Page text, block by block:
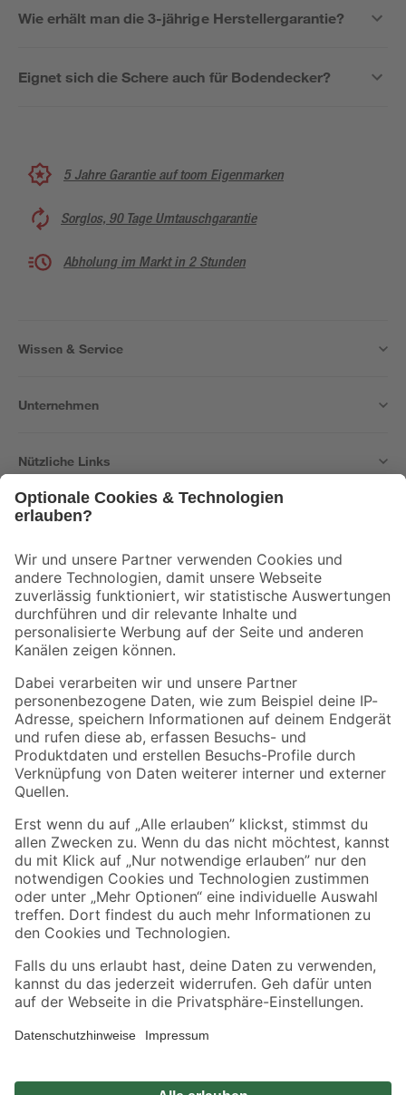
Wie erhält man die 3-jährige Herstellergarantie?
Eignet sich die Schere auch für Bodendecker?
5 Jahre Garantie auf toom Eigenmarken
Sorglos, 90 Tage Umtauschgarantie
Abholung im Markt in 2 Stunden
Wissen & Service
Unternehmen
Nützliche Links
Der toom Newsletter: Keine Angebote und Aktionen mehr verpassen!
Zur Newsletter Anmeldung
Folge uns
Zahlungsarten Versandarten
Sicher einkaufen
Jetzt die toom-App herunterladen
Alle Preisangaben in EUR inkl. gesetzl. MwSt.. Die dargestellten Angebote sind unter
Umständen nicht in allen Märkten verfügbar. Die angegebenen Verfügbarkeiten beziehen
Produkte nur solange der Vorrat reicht.
*Paketversand ab 59 € versandkostenfrei, gilt nicht für Artikel mit Speditionsversand, hier